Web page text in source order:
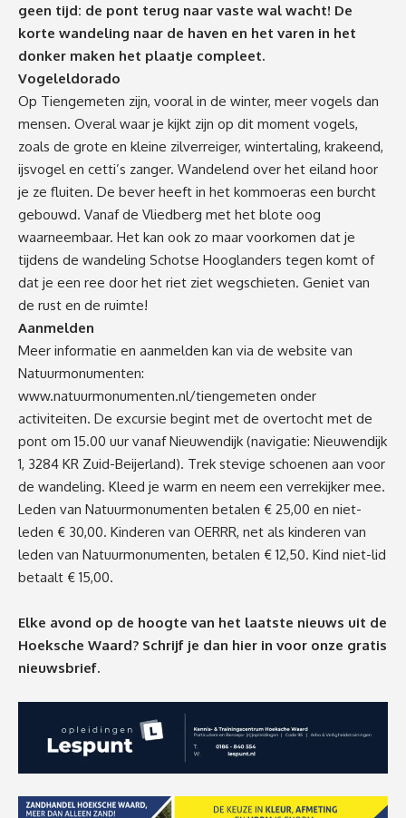
geen tijd: de pont terug naar vaste wal wacht! De
korte wandeling naar de haven en het varen in het
donker maken het plaatje compleet.
Vogeleldorado
Op Tiengemeten zijn, vooral in de winter, meer vogels dan
mensen. Overal waar je kijkt zijn op dit moment vogels,
zoals de grote en kleine zilverreiger, wintertaling, krakeend,
ijsvogel en cetti’s zanger. Wandelend over het eiland hoor
je ze fluiten. De bever heeft in het kommoeras een burcht
gebouwd. Vanaf de Vliedberg met het blote oog
waarneembaar. Het kan ook zo maar voorkomen dat je
tijdens de wandeling Schotse Hooglanders tegen komt of
dat je een ree door het riet ziet wegschieten. Geniet van
de rust en de ruimte!
Aanmelden
Meer informatie en aanmelden kan via de website van
Natuurmonumenten:
www.natuurmonumenten.nl/tiengemeten onder
activiteiten. De excursie begint met de overtocht met de
pont om 15.00 uur vanaf Nieuwendijk (navigatie: Nieuwendijk
1, 3284 KR Zuid-Beijerland). Trek stevige schoenen aan voor
de wandeling. Kleed je warm en neem een verrekijker mee.
Leden van Natuurmonumenten betalen € 25,00 en niet-
leden € 30,00. Kinderen van OERRR, net als kinderen van
leden van Natuurmonumenten, betalen € 12,50. Kind niet-lid
betaalt € 15,00.
Elke avond op de hoogte van het laatste nieuws uit de
Hoeksche Waard? Schrijf je dan hier in voor onze gratis
nieuwsbrief.